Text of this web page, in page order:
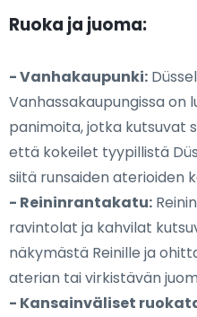
Ruoka ja juoma:
- Vanhakaupunki:
Vanhassakaupungissa on
panimoita, jotka kutsuvat
että kokeilet tyypillistä
siitä runsaiden aterioiden
- Reininrantakatu:
ravintolat ja kahvilat
näkymästä Reinille ja
aterian tai virkistävän
- Kansainväliset